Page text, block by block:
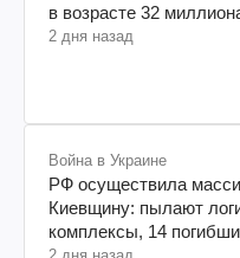
в возрасте 32
2 дня назад
Война в Украине
РФ осуществила
Киевщину: пылают
комплексы, 14